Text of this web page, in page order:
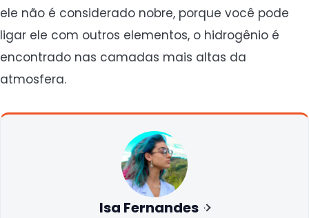
ele não é considerado nobre, porque você pode
ligar ele com outros elementos, o hidrogênio é
encontrado nas camadas mais altas da
atmosfera.
Isa Fernandes